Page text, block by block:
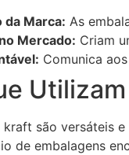
da Marca: As
Mercado: Criam
Comunica
são versáteis
de embalagens